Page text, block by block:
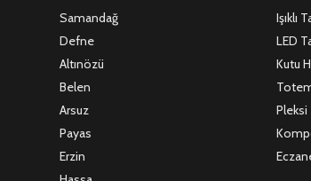
Samandağ
Defne
Altınözü
Belen
Arsuz
Payas
Erzin
Işıklı
LED
Kutu
Pleksi